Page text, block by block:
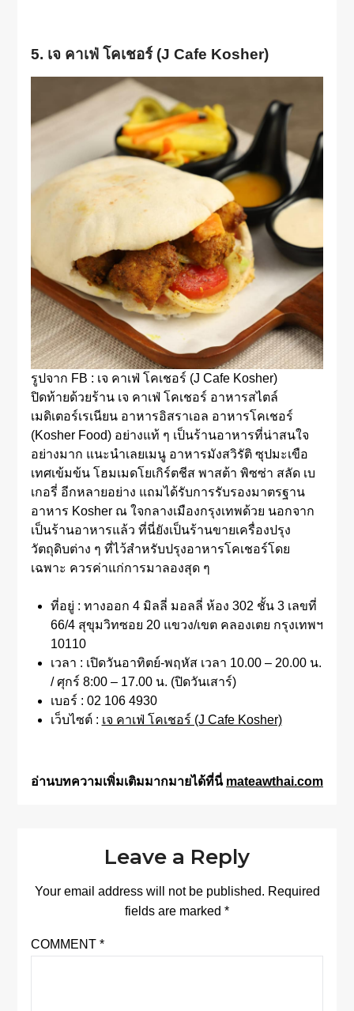
5. เจ คาเฟ่ โคเชอร์ (J Cafe Kosher)
รูปจาก FB : เจ คาเฟ่ โคเชอร์ (J Cafe Kosher)
ปิดท้ายด้วยร้าน เจ คาเฟ่ โคเชอร์ อาหารสไตล์
เมดิเตอร์เรเนียน อาหารอิสราเอล อาหารโคเชอร์
(Kosher Food) อย่างแท้ ๆ เป็นร้านอาหารที่น่าสนใจ
อย่างมาก แนะนำเลยเมนู อาหารมังสวิรัติ ซุปมะเขือ
เทศเข้มข้น โฮมเมดโยเกิร์ตชีส พาสต้า พิซซ่า สลัด เบ
เกอรี่ อีกหลายอย่าง แถมได้รับการรับรองมาตรฐาน
อาหาร Kosher ณ ใจกลางเมืองกรุงเทพด้วย นอกจาก
เป็นร้านอาหารแล้ว ที่นี่ยังเป็นร้านขายเครื่องปรุง
วัตถุดิบต่าง ๆ ที่ไว้สำหรับปรุงอาหารโคเชอร์โดย
เฉพาะ ควรค่าแก่การมาลองสุด ๆ
ที่อยู่ : ทางออก 4 มิลลี่ มอลลี่ ห้อง 302 ชั้น 3 เลขที่
66/4 สุขุมวิทซอย 20 แขวง/เขต คลองเตย กรุงเทพฯ
10110
เวลา : เปิดวันอาทิตย์-พฤหัส เวลา 10.00 – 20.00 น.
/ ศุกร์ 8:00 – 17.00 น. (ปิดวันเสาร์)
เบอร์ : 02 106 4930
เว็บไซต์ : เจ คาเฟ่ โคเชอร์ (J Cafe Kosher)
อ่านบทความเพิ่มเติมมากมายได้ที่นี่ mateawthai.com
Leave a Reply
Your email address will not be published. Required
fields are marked *
COMMENT *